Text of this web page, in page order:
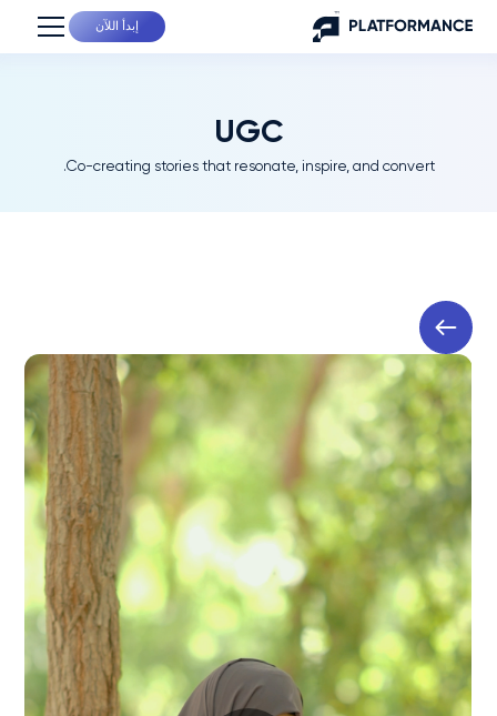
إبدأ اللآن
UGC
Co-creating stories that resonate, inspire, and convert.